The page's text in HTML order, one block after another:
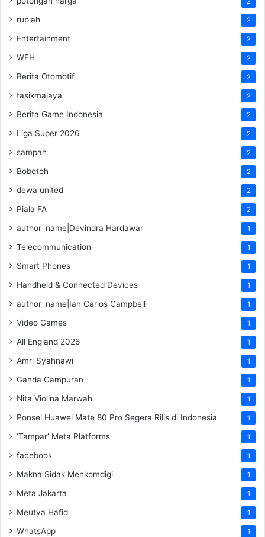
rupiah 2
Entertainment 2
WFH 2
Berita Otomotif 2
tasikmalaya 2
Berita Game Indonesia 2
Liga Super 2026 2
sampah 2
Bobotoh 2
dewa united 2
Piala FA 2
author_name|Devindra Hardawar 1
Telecommunication 1
Smart Phones 1
Handheld & Connected Devices 1
author_name|Ian Carlos Campbell 1
Video Games 1
All England 2026 1
Amri Syahnawi 1
Ganda Campuran 1
Nita Violina Marwah 1
Ponsel Huawei Mate 80 Pro Segera Rilis di Indonesia 1
‘Tampar’ Meta Platforms 1
facebook 1
Makna Sidak Menkomdigi 1
Meta Jakarta 1
Meutya Hafid 1
WhatsApp 1